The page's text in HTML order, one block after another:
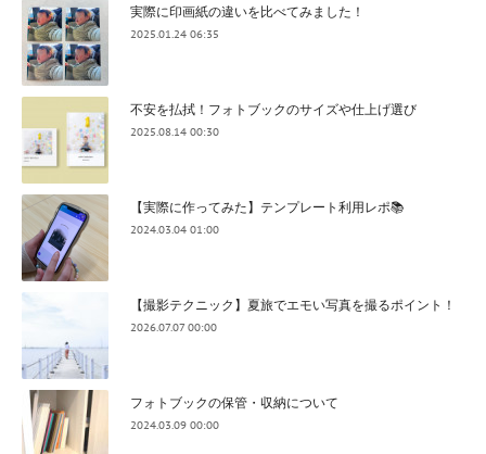
実際に印画紙の違いを比べてみました！
2025.01.24 06:35
不安を払拭！フォトブックのサイズや仕上げ選び
2025.08.14 00:30
【実際に作ってみた】テンプレート利用レポ📚
2024.03.04 01:00
【撮影テクニック】夏旅でエモい写真を撮るポイント！
2026.07.07 00:00
フォトブックの保管・収納について
2024.03.09 00:00